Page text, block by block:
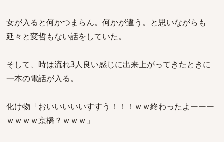
女が入ると何かつまらん。何かが違う。と思いながらも
延々と変哲もない話をしていた。
そして、時は流れ3人良い感じに出来上がってきたときに
一本の電話が入る。
化け物「おいいいいいすすう！！！ｗｗ終わったよーーー
ｗｗｗｗ京橋？ｗｗｗ」